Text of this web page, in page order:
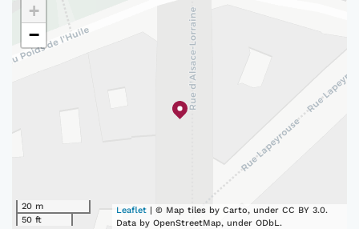
+
−
20 m
50 ft
Leaflet | © Map tiles by Carto, under CC BY 3.0.
Data by OpenStreetMap, under ODbL.